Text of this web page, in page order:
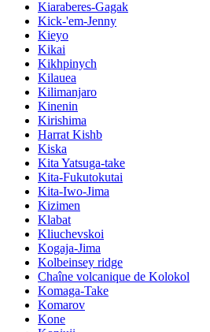
Kiaraberes-Gagak
Kick-'em-Jenny
Kieyo
Kikai
Kikhpinych
Kilauea
Kilimanjaro
Kinenin
Kirishima
Harrat Kishb
Kiska
Kita Yatsuga-take
Kita-Fukutokutai
Kita-Iwo-Jima
Kizimen
Klabat
Kliuchevskoi
Kogaja-Jima
Kolbeinsey ridge
Chaîne volcanique de Kolokol
Komaga-Take
Komarov
Kone